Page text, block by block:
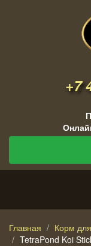
+7
Главная Корм
TetraPond Koi